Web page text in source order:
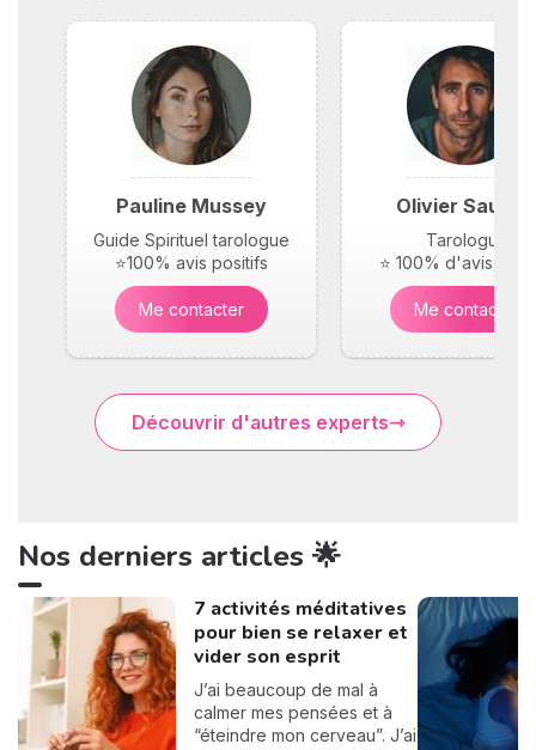
Pauline Mussey
Guide Spirituel tarologue
⭐100% avis positifs
Me contacter
Olivier Saunier
Tarologue
⭐ 100% d'avis
Me contacter
Découvrir d'autres experts
Nos derniers articles 🌟
7 activités méditatives
pour bien se relaxer et
vider son esprit
J’ai beaucoup de mal à
calmer mes pensées et à
“éteindre mon cerveau”. J’ai